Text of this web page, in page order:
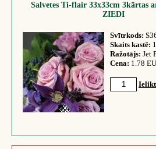
Salvetes Ti-flair 33x33cm 3kārtas
ZIEDI
Svītrkods:
Skaits kastē:
Ražotājs: Jet
Cena: 1.78